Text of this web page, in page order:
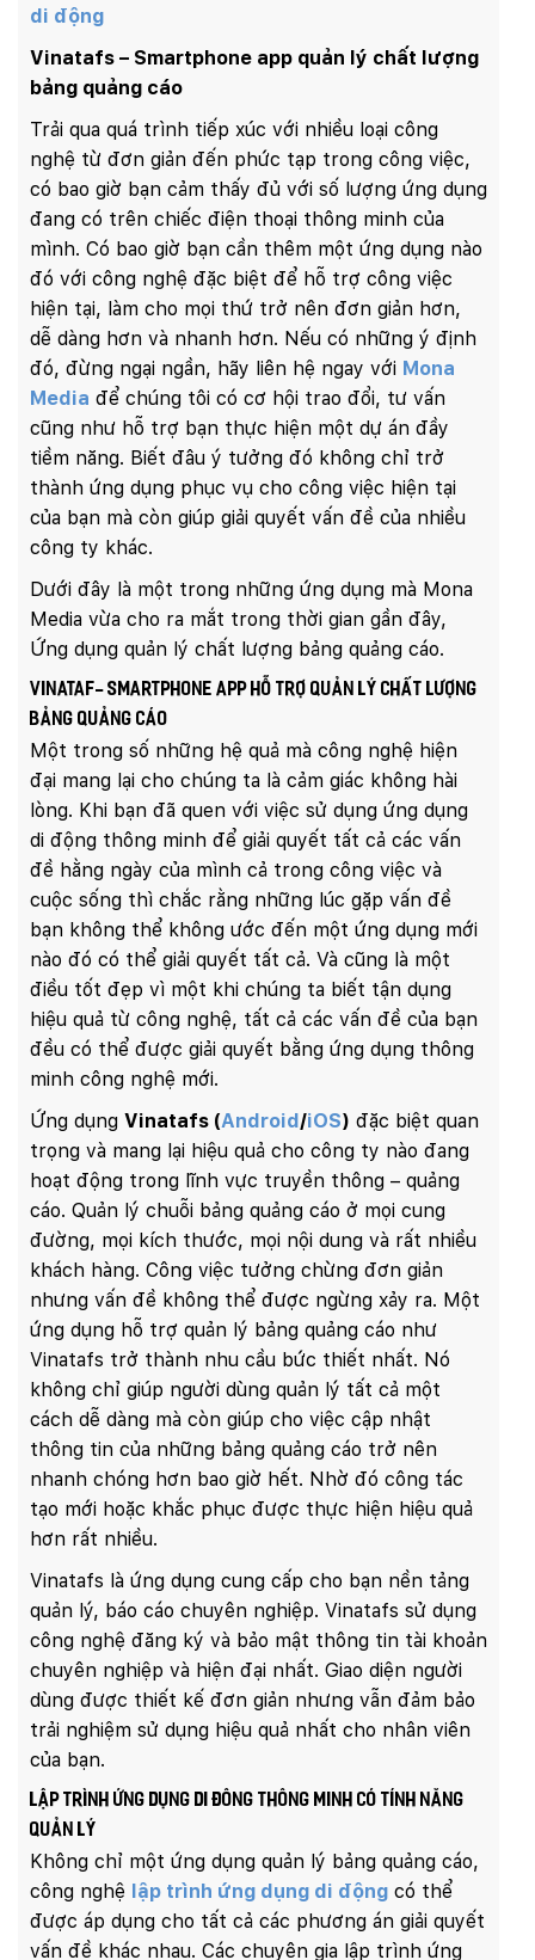
di động
Vinatafs – Smartphone app quản lý chất lượng
bảng quảng cáo
Trải qua quá trình tiếp xúc với nhiều loại công
nghệ từ đơn giản đến phức tạp trong công việc,
có bao giờ bạn cảm thấy đủ với số lượng ứng dụng
đang có trên chiếc điện thoại thông minh của
mình. Có bao giờ bạn cần thêm một ứng dụng nào
đó với công nghệ đặc biệt để hỗ trợ công việc
hiện tại, làm cho mọi thứ trở nên đơn giản hơn,
dễ dàng hơn và nhanh hơn. Nếu có những ý định
đó, đừng ngại ngần, hãy liên hệ ngay với Mona
Media để chúng tôi có cơ hội trao đổi, tư vấn
cũng như hỗ trợ bạn thực hiện một dự án đầy
tiềm năng. Biết đâu ý tưởng đó không chỉ trở
thành ứng dụng phục vụ cho công việc hiện tại
của bạn mà còn giúp giải quyết vấn đề của nhiều
công ty khác.
Dưới đây là một trong những ứng dụng mà Mona
Media vừa cho ra mắt trong thời gian gần đây,
Ứng dụng quản lý chất lượng bảng quảng cáo.
Vinataf- Smartphone App hỗ trợ quản lý chất lượng
bảng quảng cáo
Một trong số những hệ quả mà công nghệ hiện
đại mang lại cho chúng ta là cảm giác không hài
lòng. Khi bạn đã quen với việc sử dụng ứng dụng
di động thông minh để giải quyết tất cả các vấn
đề hằng ngày của mình cả trong công việc và
cuộc sống thì chắc rằng những lúc gặp vấn đề
bạn không thể không ước đến một ứng dụng mới
nào đó có thể giải quyết tất cả. Và cũng là một
điều tốt đẹp vì một khi chúng ta biết tận dụng
hiệu quả từ công nghệ, tất cả các vấn đề của bạn
đều có thể được giải quyết bằng ứng dụng thông
minh công nghệ mới.
Ứng dụng Vinatafs (Android /iOS) đặc biệt quan
trọng và mang lại hiệu quả cho công ty nào đang
hoạt động trong lĩnh vực truyền thông – quảng
cáo. Quản lý chuỗi bảng quảng cáo ở mọi cung
đường, mọi kích thước, mọi nội dung và rất nhiều
khách hàng. Công việc tưởng chừng đơn giản
nhưng vấn đề không thể được ngừng xảy ra. Một
ứng dụng hỗ trợ quản lý bảng quảng cáo như
Vinatafs trở thành nhu cầu bức thiết nhất. Nó
không chỉ giúp người dùng quản lý tất cả một
cách dễ dàng mà còn giúp cho việc cập nhật
thông tin của những bảng quảng cáo trở nên
nhanh chóng hơn bao giờ hết. Nhờ đó công tác
tạo mới hoặc khắc phục được thực hiện hiệu quả
hơn rất nhiều.
Vinatafs là ứng dụng cung cấp cho bạn nền tảng
quản lý, báo cáo chuyên nghiệp. Vinatafs sử dụng
công nghệ đăng ký và bảo mật thông tin tài khoản
chuyên nghiệp và hiện đại nhất. Giao diện người
dùng được thiết kế đơn giản nhưng vẫn đảm bảo
trải nghiệm sử dụng hiệu quả nhất cho nhân viên
của bạn.
Lập trình ứng dụng di đông thông minh có tính năng
quản lý
Không chỉ một ứng dụng quản lý bảng quảng cáo,
công nghệ
lập trình ứng dụng di động có thể
được áp dụng cho tất cả các phương án giải quyết
vấn đề khác nhau. Các chuyên gia lập trình ứng